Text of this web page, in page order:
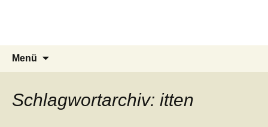
Menü
Schlagwortarchiv: itten